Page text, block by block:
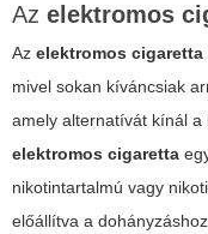
Az elektromos
Az elektromos cigaretta
mivel sokan kíváncsiak
amely alternatívát kínál a
elektromos cigaretta
nikotintartalmú vagy
előállítva a